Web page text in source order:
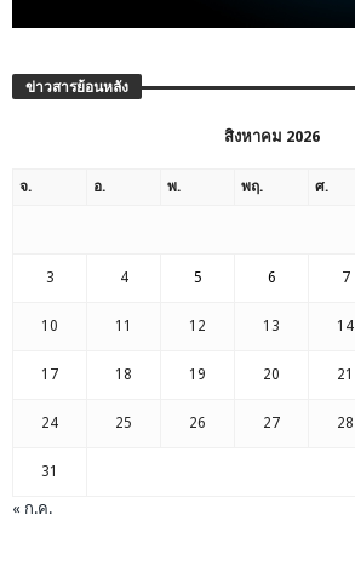
ข่าวสารย้อนหลัง
สิงหาคม 2026
จ. อ. พ. พฤ. ศ.
3 4 5 6 7
10 11 12 13 14
17 18 19 20 21
24 25 26 27 28
31
« ก.ค.